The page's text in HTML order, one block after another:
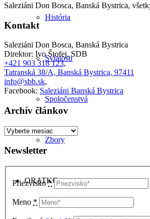
História
Sviatosti
Spoločenstvá
Zbory
ORATKO
Saleziáni Don Bosca, Banská Bystrica,
Kontakt
Saleziáni Don Bosca, Banská Bystrica
Direktor: Ivo Štofej, SDB
+421 903 318 123,
Tatranská 38/A, Banská Bystrica, 97411
info@sbb.sk,
Facebook: Saleziáni Banská Bystrica
Archív článkov
Archív
Newsletter
Priezvisko*
Meno *